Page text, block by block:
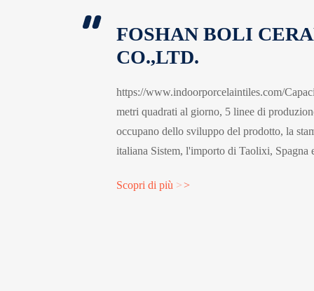
FOSHAN BOLI
CO.,LTD.
https://www.indoorporcelaintiles.com/
metri quadrati al giorno, 5 linee di
occupano dello sviluppo del prodotto, la
italiana Sistem, l'importo di Taolixi, Spagna
automatica della piattezza delle piastrelle e
Scopri di più >>